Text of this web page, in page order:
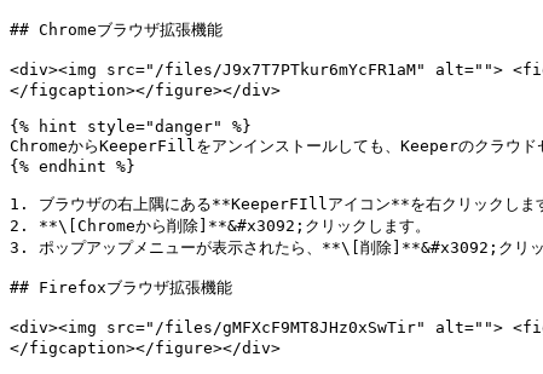
## Chromeブラウザ拡張機能
<div><img src="/files/J9x7T7PTkur6mYcFR1aM" alt="">
</figcaption></figure></div>
{% hint style="danger" %}
ChromeからKeeperFillをアンインストールしても、Keeperのクラウド
{% endhint %}
1. ブラウザの右上隅にある**KeeperFIllアイコン**を右クリックしま
2. **\[Chromeから削除]**&#x3092;クリックします。
3. ポップアップメニューが表示されたら、**\[削除]**&#x3092;クリッ
## Firefoxブラウザ拡張機能
<div><img src="/files/gMFXcF9MT8JHz0xSwTir" alt="">
</figcaption></figure></div>